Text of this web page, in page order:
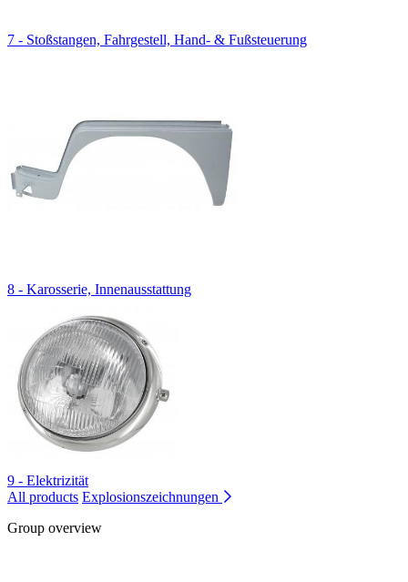
7 - Stoßstangen, Fahrgestell, Hand- & Fußsteuerung
8 - Karosserie, Innenausstattung
9 - Elektrizität
All products Explosionszeichnungen
Group overview